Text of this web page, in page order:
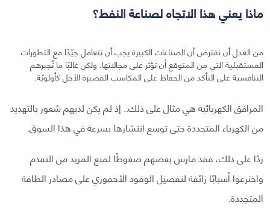
ماذا يعني هذا الاتجاه لصناعة النفط؟
من العدل أن نفترض أن الصناعات الكبيرة يجب أن تتعامل جيّدًا مع التطورات
المستقبلية التي من المتوقع أن تؤثر على مجالاتها. ولكن غالبًا ما تُجبرهم
التنافسية على التأكد من الحفاظ على المكاسب القصيرة الأجل كأولويّة.
المرافق الكهربائية هي مثال على ذلك.. إذ لم يكن لديهم شعور بالتهديد
من الكهرباء المتجددة حتى توسع انتشارها بسرعة في هذا السوق.
ردًا على ذلك، فقد مارس بعضهم ضغوطًا لمنع المزيد من التقدم
واخترعوا أسبابًا زائفة لتفضيل الوقود الأحفوري على مصادر الطاقة
المتجددة.